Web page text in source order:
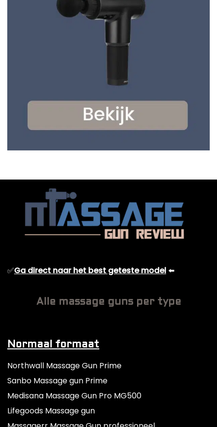
✅Ga direct naar het best geteste model ⬅️
Alle massage guns per type
Normaal formaat
Northwall Massage Gun Prime
Sanbo Massage gun Prime
Medisana Massage Gun Pro MG500
Lifegoods Massage gun